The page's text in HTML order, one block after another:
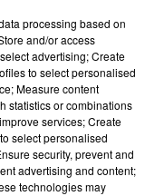
processing based on
and/or access
advertising; Create
to select personalised
Measure content
statistics or combinations
services; Create
select personalised
security, prevent and
advertising and content;
technologies may